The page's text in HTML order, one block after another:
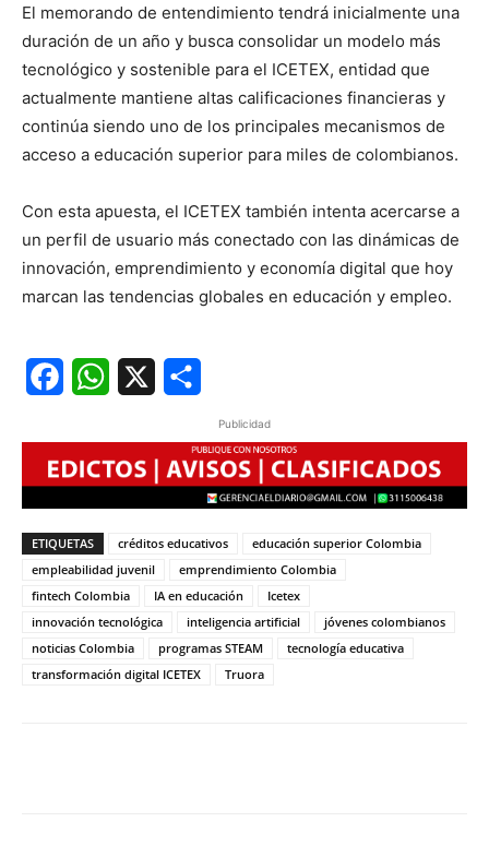
El memorando de entendimiento tendrá inicialmente una
duración de un año y busca consolidar un modelo más
tecnológico y sostenible para el ICETEX, entidad que
actualmente mantiene altas calificaciones financieras y
continúa siendo uno de los principales mecanismos de
acceso a educación superior para miles de colombianos.
Con esta apuesta, el ICETEX también intenta acercarse a
un perfil de usuario más conectado con las dinámicas de
innovación, emprendimiento y economía digital que hoy
marcan las tendencias globales en educación y empleo.
Publicidad
ETIQUETAS créditos educativos
educación superior Colombia
empleabilidad juvenil
emprendimiento Colombia
fintech Colombia
IA en educación
Icetex
innovación tecnológica
inteligencia artificial
jóvenes colombianos
noticias Colombia
programas STEAM
tecnología educativa
transformación digital ICETEX
Truora